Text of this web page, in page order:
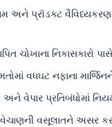
અને પ્રૉડક્ટ
ચોખાના નિકાસકારો
વધઘટ નફાના
વેપાર પ્રતિબંધોમાં
વસૂલાતને અસર